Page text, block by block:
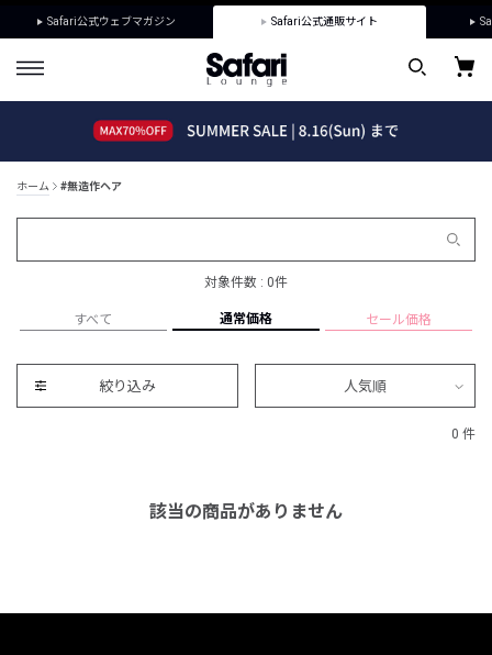
Safari公式ウェブマガジン Safari公式通販サイト
ホーム #無造作ヘア
対象件数 : 0件
すべて 通常価格 セール価格
絞り込み 人気順
0 件
該当の商品がありません